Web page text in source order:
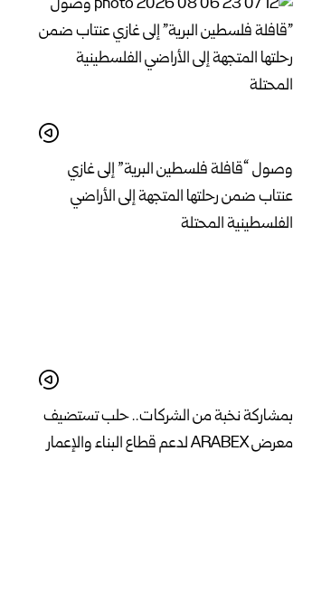
وصول “قافلة فلسطين البرية” إلى غازي
عنتاب ضمن رحلتها المتجهة إلى الأراضي
الفلسطينية المحتلة
بمشاركة نخبة من الشركات.. حلب تستضيف
معرض ARABEX لدعم قطاع البناء والإعمار